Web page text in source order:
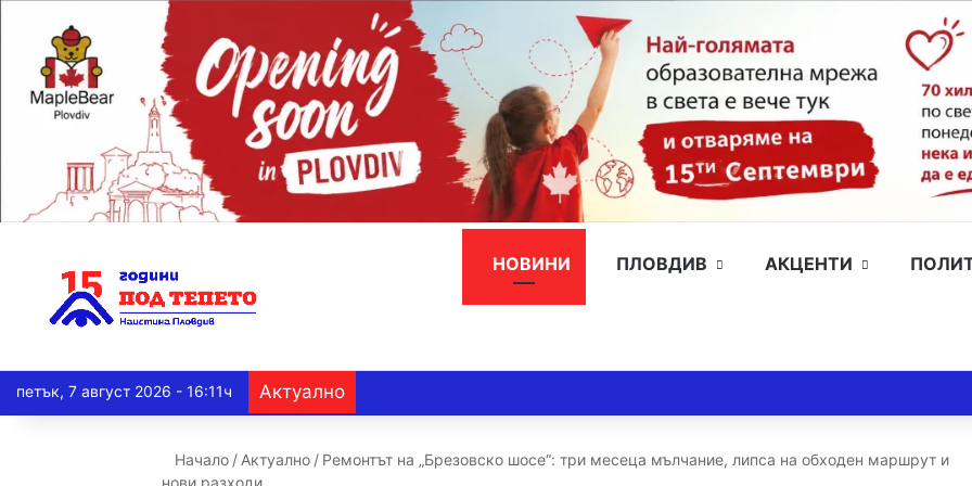
НОВИНИ ПЛОВДИВ АКЦЕНТИ
петък, 7 август 2026 - 16:11ч Актуално
Начало / Актуално / Ремонтът на „Брезовско шосе“: три месеца мълчание, липса на обходен маршрут и
нови разходи